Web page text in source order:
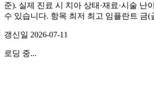
준). 실제 진료 시 치아 상태·재료·시술 난
수 있습니다. 항목 최저 최고 임플란트 금(
갱신일 2026-07-11
로딩 중...